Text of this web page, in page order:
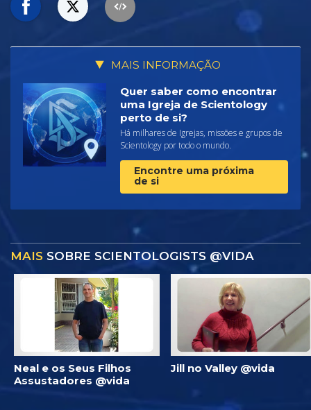
MAIS INFORMAÇÃO
Quer saber como encontrar
uma Igreja de Scientology
perto de si?
Há milhares de Igrejas, missões e grupos de
Scientology por todo o mundo.
Encontre uma próxima
de si
MAIS SOBRE SCIENTOLOGISTS @VIDA
Neal e os Seus Filhos
Assustadores @vida
Jill no Valley @vida